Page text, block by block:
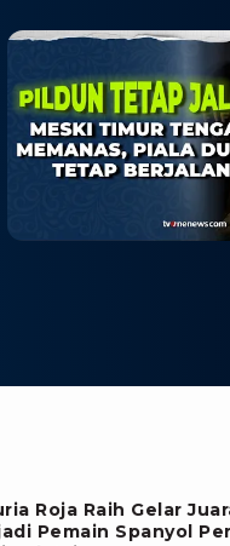
Roja Raih Gelar
Pemain Spanyol